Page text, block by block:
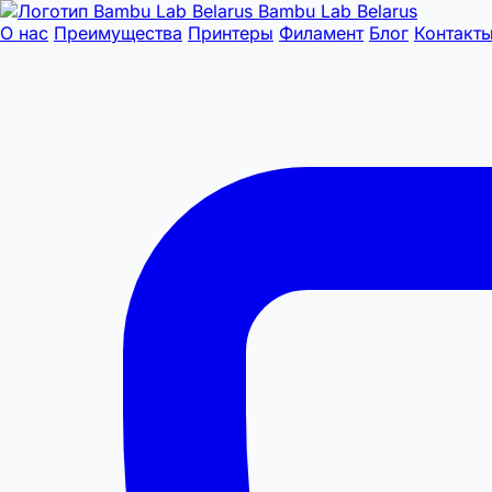
Bambu Lab Belarus
О нас Преимущества Принтеры Филамент Блог